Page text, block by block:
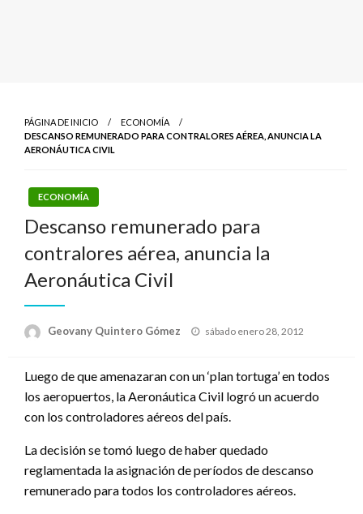
PÁGINA DE INICIO
ECONOMÍA
DESCANSO REMUNERADO PARA CONTRALORES AÉREA, ANUNCIA LA
AERONÁUTICA CIVIL
ECONOMÍA
Descanso remunerado para
contralores aérea, anuncia la
Aeronáutica Civil
Geovany Quintero Gómez
Publicado
sábado enero 28, 2012
Luego de que amenazaran con un ‘plan tortuga’ en todos
los aeropuertos, la Aeronáutica Civil logró un acuerdo
con los controladores aéreos del país.
La decisión se tomó luego de haber quedado
reglamentada la asignación de períodos de descanso
remunerado para todos los controladores aéreos.